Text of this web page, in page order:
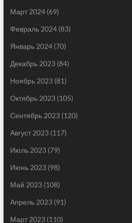
Март 2024(69)
Февраль 2024(83)
Январь 2024(70)
Декабрь 2023(84)
Ноябрь 2023(81)
Октябрь 2023(105)
Сентябрь 2023(120)
Август 2023(117)
Июль 2023(79)
Июнь 2023(98)
Май 2023(108)
Апрель 2023(91)
Март 2023(110)